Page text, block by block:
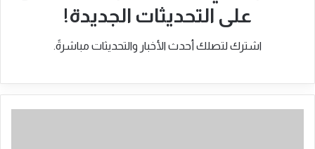
على التحديثات الجديدة!
اشترك لتصلك أحدث الأخبار والتحديثات مباشرةً.